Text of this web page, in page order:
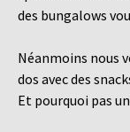
des bungalows
Néanmoins nous
dos avec des
Et pourquoi pas